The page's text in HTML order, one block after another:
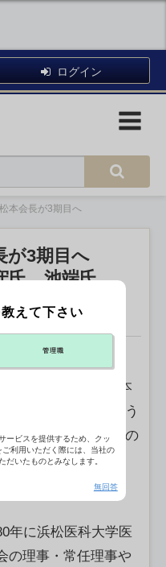
ログイン
本会長が3期目へ
が3期目へ
氏、池端氏
X ポスト
議員会を開き、松本
た。任期満了に伴う
られ、松本氏以外の
年。
年に浜松医科大学医
の理事・常任理事や
えて下さい
管理職
ービスを提供するため、クッ
利用いただく際には、当社の
だいたものとみなします。
無回答